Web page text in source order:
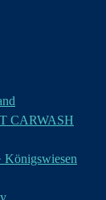
CARWASH
Königswiesen